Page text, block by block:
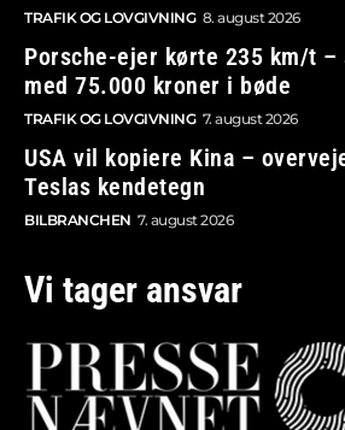
TRAFIK OG LOVGIVNING 8. august 2026
Porsche-ejer kørte 235 km/t –
med 75.000 kroner i bøde
TRAFIK OG LOVGIVNING 7. august 2026
USA vil kopiere Kina –
Teslas kendetegn
BILBRANCHEN 7. august 2026
Vi tager ansvar